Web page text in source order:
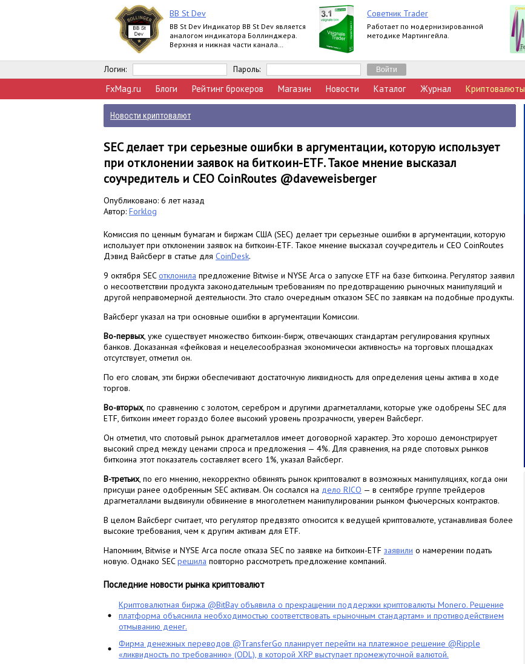
BB St Dev
BB St Dev Индикатор BB St Dev является
аналогом индикатора Боллинджера.
Верхняя и нижная части канала
помощи iStd
Советник Trader
Работает по модернизированной
методике Мартингейла.
Логин: Пароль:
FxMag.ru Блоги Рейтинг брокеров Магазин Новости Каталог Журнал Криптовалюты
Новости криптовалют
SEC делает три серьезные ошибки в аргументации, которую использует
при отклонении заявок на биткоин-ETF. Такое мнение высказал
соучредитель и CEO CoinRoutes @daveweisberger
Опубликовано: 6 лет назад
Автор: Forklog
Комиссия по ценным бумагам и биржам США (SEC) делает три серьезные ошибки в аргументации, которую
использует при отклонении заявок на биткоин-ETF. Такое мнение высказал соучредитель и CEO CoinRoutes
Дэвид Вайсберг в статье для CoinDesk.
9 октября SECотклонила предложение Bitwise и NYSE Arca о запуске ETF на базе биткоина. Регулятор заявил
о несоответствии продукта законодательным требованиям по предотвращению рыночных манипуляций и
другой неправомерной деятельности. Это стало очередным отказом SEC по заявкам на подобные продукты.
Вайсберг указал на три основные ошибки в аргументации Комиссии.
Во-первых, уже существует множество биткоин-бирж, отвечающих стандартам регулирования крупных
банков. Доказанная «фейковая и нецелесообразная экономически активность» на торговых площадках
отсутствует, отметил он.
По его словам, эти биржи обеспечивают достаточную ликвидность для определения цены актива в ходе
торгов.
Во-вторых, по сравнению с золотом, серебром и другими драгметаллами, которые уже одобрены SEC для
ETF, биткоин имеет гораздо более высокий уровень прозрачности, уверен Вайсберг.
Он отметил, что спотовый рынок драгметаллов имеет договорной характер. Это хорошо демонстрирует
высокий спред между ценами спроса и предложения — 4%. Для сравнения, на ряде спотовых рынков
биткоина этот показатель составляет всего 1%, указал Вайсберг.
В-третьих, по его мнению, некорректно обвинять рынок криптовалют в возможных манипуляциях, когда они
присущи ранее одобренным SEC активам. Он сослался на дело RICO — в сентябре группе трейдеров
драгметаллами выдвинули обвинение в многолетнем манипулировании рынком фьючерсных контрактов.
В целом Вайсберг считает, что регулятор предвзято относится к ведущей криптовалюте, устанавливая более
высокие требования, чем к другим активам для ETF.
Напомним, Bitwise и NYSE Arca после отказа SEC по заявке на биткоин-ETF заявили о намерении подать
новую. Однако SECрешила повторно рассмотреть предложение компаний.
Последние новости рынка криптовалют
Криптовалютная биржа @BitBay объявила о прекращении поддержки криптовалюты Monero. Решение
платформа объяснила необходимостью соответствовать «рыночным стандартам» и противодействием
отмыванию денег.
Фирма денежных переводов @TransferGo планирует перейти на платежное решение @Ripple
«ликвидность по требованию» (ODL), в которой XRP выступает промежуточной валютой.